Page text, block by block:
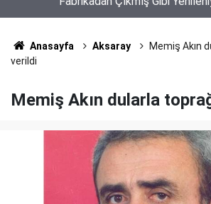
Anasayfa Aksaray
Memiş Akın
verildi
Memiş Akın dularla